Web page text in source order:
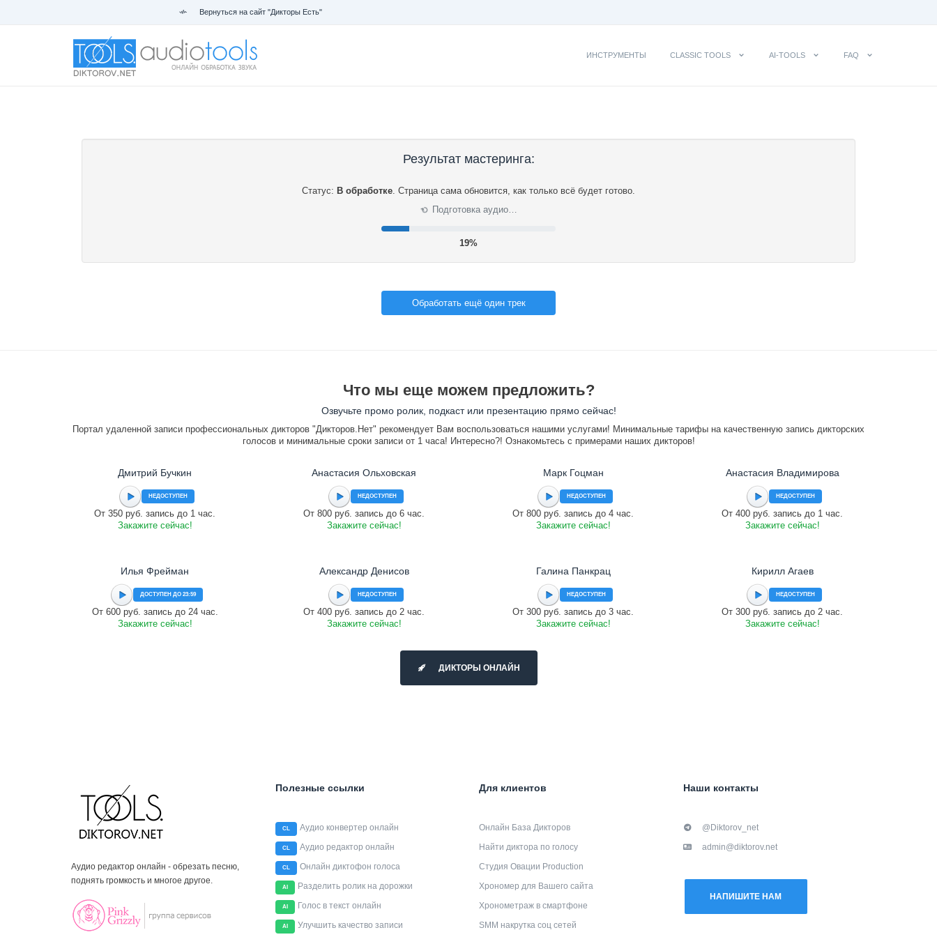
Вернуться на сайт "Дикторы Есть"
ИНСТРУМЕНТЫ CLASSIC TOOLS AI-TOOLS FAQ
Результат мастеринга:
Статус: В обработке. Страница сама обновится, как только всё будет готово.
⟳ Подготовка аудио…
20%
Обработать ещё один трек
Что мы еще можем предложить?
Озвучьте промо ролик, подкаст или презентацию прямо сейчас!
Портал удаленной записи профессиональных дикторов "Дикторов.Нет" рекомендует Вам воспользоваться нашими услугами! Минимальные тарифы на качественную запись дикторских
голосов и минимальные сроки записи от 1 часа! Интересно?! Ознакомьтесь с примерами наших дикторов!
Дмитрий Бучкин
НЕДОСТУПЕН
От 350 руб. запись до 1 час.
Закажите сейчас!
Анастасия Ольховская
НЕДОСТУПЕН
От 800 руб. запись до 6 час.
Закажите сейчас!
Марк Гоцман
НЕДОСТУПЕН
От 800 руб. запись до 4 час.
Закажите сейчас!
Анастасия Владимирова
НЕДОСТУПЕН
От 400 руб. запись до 1 час.
Закажите сейчас!
Илья Фрейман
ДОСТУПЕН ДО 23:59
От 600 руб. запись до 24 час.
Закажите сейчас!
Александр Денисов
НЕДОСТУПЕН
От 400 руб. запись до 2 час.
Закажите сейчас!
Галина Панкрац
НЕДОСТУПЕН
От 300 руб. запись до 3 час.
Закажите сейчас!
Кирилл Агаев
НЕДОСТУПЕН
От 300 руб. запись до 2 час.
Закажите сейчас!
ДИКТОРЫ ОНЛАЙН
Аудио редактор онлайн - обрезать песню,
поднять громкость и многое другое.
Полезные ссылки
CL Аудио конвертер онлайн
CL Аудио редактор онлайн
CL Онлайн диктофон голоса
AI Разделить ролик на дорожки
AI Голос в текст онлайн
AI Улучшить качество записи
Для клиентов
Онлайн База Дикторов
Найти диктора по голосу
Студия Овации Production
Хрономер для Вашего сайта
Хронометраж в смартфоне
SMM накрутка соц сетей
Наши контакты
@Diktorov_net
admin@diktorov.net
НАПИШИТЕ НАМ